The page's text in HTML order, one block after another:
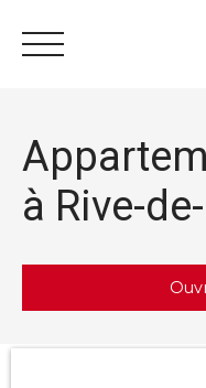
Nous
à Rive-